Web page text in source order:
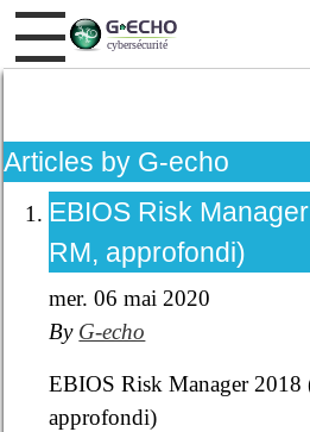
Articles by G-echo
EBIOS Risk
RM, approfondi)
mer. 06 mai 2020
By G-echo
EBIOS Risk Manager
approfondi)